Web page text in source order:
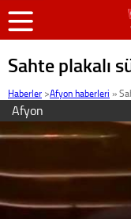
Sahte plakalı
Haberler >Afyon haberleri »
Afyon